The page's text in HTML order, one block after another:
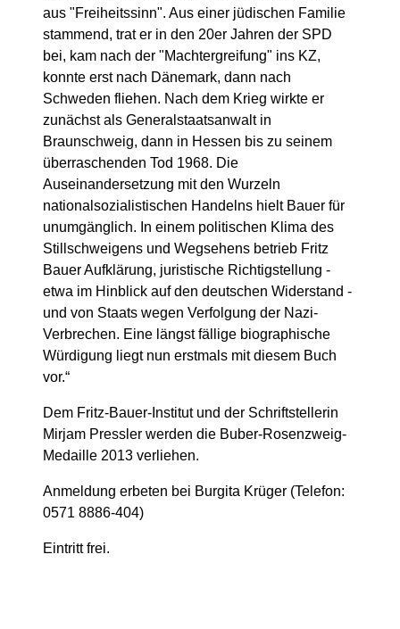
aus "Freiheitssinn". Aus einer jüdischen Familie
stammend, trat er in den 20er Jahren der SPD
bei, kam nach der "Machtergreifung" ins KZ,
konnte erst nach Dänemark, dann nach
Schweden fliehen. Nach dem Krieg wirkte er
zunächst als Generalstaatsanwalt in
Braunschweig, dann in Hessen bis zu seinem
überraschenden Tod 1968. Die
Auseinandersetzung mit den Wurzeln
nationalsozialistischen Handelns hielt Bauer für
unumgänglich. In einem politischen Klima des
Stillschweigens und Wegsehens betrieb Fritz
Bauer Aufklärung, juristische Richtigstellung -
etwa im Hinblick auf den deutschen Widerstand -
und von Staats wegen Verfolgung der Nazi-
Verbrechen. Eine längst fällige biographische
Würdigung liegt nun erstmals mit diesem Buch
vor.“
Dem Fritz-Bauer-Institut und der Schriftstellerin
Mirjam Pressler werden die Buber-Rosenzweig-
Medaille 2013 verliehen.
Anmeldung erbeten bei Burgita Krüger (Telefon:
0571 8886-404)
Eintritt frei.